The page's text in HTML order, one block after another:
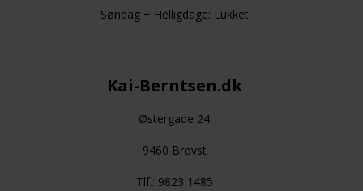
Kai-Berntsen.dk
Østergade 24
9460 Brovst
Tlf.: 9823 1485
Søndag + Helligdage: Lukket